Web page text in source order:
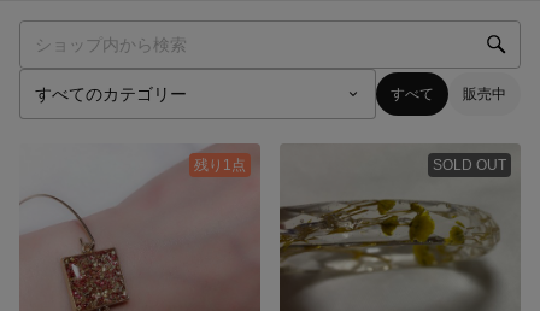
すべて 販売中
残り1点 SOLD OUT